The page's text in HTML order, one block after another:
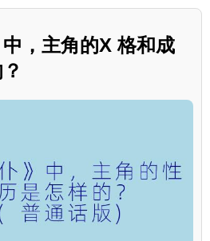
，主角的X 格和成